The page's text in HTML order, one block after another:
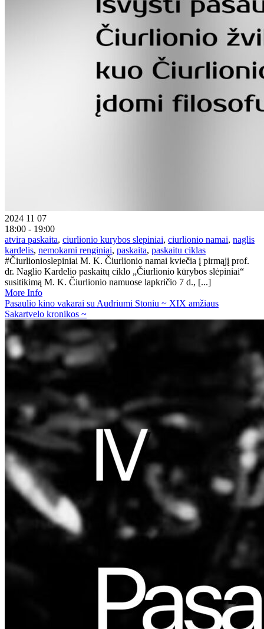
2024 11 07
18:00 - 19:00
atvira paskaita, ciurlionio kurybos slepiniai, ciurlionio namai, naglis
kardelis, nemokami renginiai, paskaita, paskaitu ciklas
#Čiurlionioslepiniai M. K. Čiurlionio namai kviečia į pirmąjį prof.
dr. Naglio Kardelio paskaitų ciklo „Čiurlionio kūrybos slėpiniai“
susitikimą M. K. Čiurlionio namuose lapkričio 7 d., [...]
More Info
Pasaulio kino vakarai su Audriumi Stoniu ~ XIX amžiaus
Sakartvelo kronikos ~